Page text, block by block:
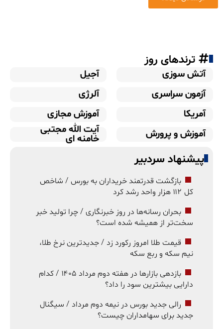
ترندهای روز
آتش سوزی
آجیل
آزمون سراسری
آلرژی
آمریکا
آموزش مجازی
آموزش و پرورش
آیت الله مجتبی
خامنه ای
پیشنهاد سردبیر
بازگشت قدرتمند خریداران به بورس / شاخص
کل ۱۱۲ هزار واحد رشد کرد
بحران رسانه‌ها در روز خبرنگاری / چرا تولید خبر
سخت‌تر از همیشه شده است؟
قیمت طلا امروز رکورد زد / جدیدترین نرخ طلا،
نیم سکه و ربع سکه
بازدهی بازارها در هفته دوم مرداد ۱۴۰۵ / کدام
دارایی بیشترین سود را داد؟
رالی جدید بورس در نیمه دوم مرداد / سیگنال
جدید برای سهامداران چیست؟